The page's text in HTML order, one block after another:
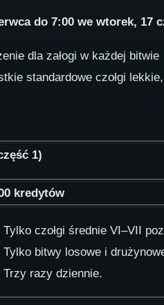
do 7:00 we wtorek,
dla załogi w każdej bitwie
standardowe czołgi
1)
kredytów
Tylko czołgi średnie VI–VII
Tylko bitwy losowe i
Trzy razy dziennie.